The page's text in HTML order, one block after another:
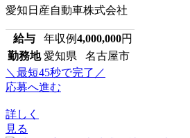
愛知日産自動車株式会社
給与 年収例4,000,000円
勤務地 愛知県 名古屋市
＼最短45秒で完了／
応募へ進む
詳しく
見る